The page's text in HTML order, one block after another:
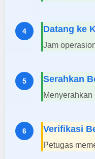
4 Datang ke
Jam
5 Serahkan
6 Verifikasi
Petugas